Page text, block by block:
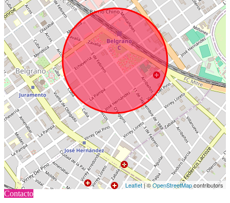
Leaflet| ©OpenStreetMapcontributors
Contacto